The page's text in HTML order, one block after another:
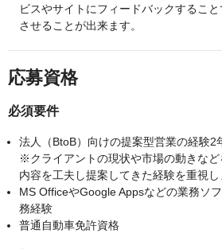
ビスやサイトにフィードバックするこ
させることが出来ます。
応募資格
必須要件
法人（BtoB）向けの提案型営業の経験2
※クライアントの現状や市場の動きな
内容を工夫し提案してきた経験を重視し
MS OfficeやGoogle Appsなどの業務ソ
務経験
普通自動車免許資格